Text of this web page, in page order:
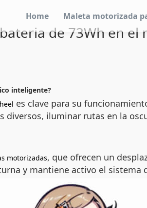
Home Maleta motorizada
de 73Wh en
inteligente?
es clave para su
diversos, iluminar rutas en la
motorizadas, que ofrecen un
y mantiene activo el